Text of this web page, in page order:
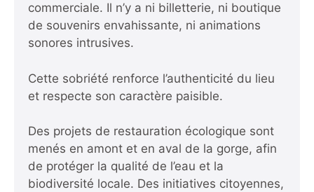
commerciale. Il n’y a ni billetterie, ni boutique
de souvenirs envahissante, ni animations
sonores intrusives.
Cette sobriété renforce l’authenticité du lieu
et respecte son caractère paisible.
Des projets de restauration écologique sont
menés en amont et en aval de la gorge, afin
de protéger la qualité de l’eau et la
biodiversité locale. Des initiatives citoyennes,